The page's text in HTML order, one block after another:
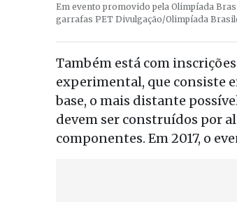
Em evento promovido pela Olimpíada
garrafas PET Divulgação/Olimpíada
Também está com
experimental, que consiste
base, o mais distante
devem ser construídos por
componentes. Em 2017, o